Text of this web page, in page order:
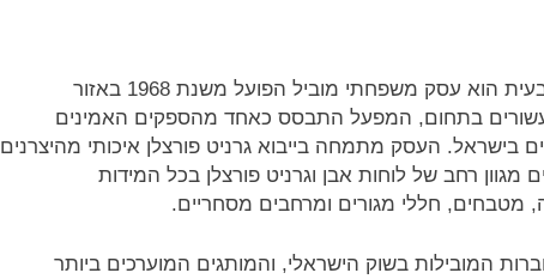
מועדי דאהיש חוסיין – יבואן לגרניט פורצלן ואבן טבעית הוא עסק משפחתי מוביל הפועל משנת 1968 באזור
בתחום, המפעל התבסס כאחד מהספקים האמינים
בישראל. העסק מתמחה בייבוא גרניט פורצלן איכותי מהיצרנים
מגוון רחב של לוחות אבן וגרניט פורצלן בכל המידות
חללי מגורים ומרחבים מסחריים.
המובילות בשוק הישראלי, והמותגים המוערכים ביותר